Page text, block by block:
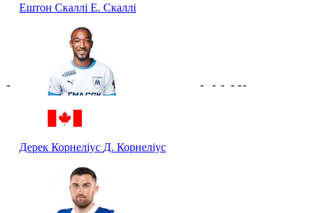
Ештон Скаллі Е. Скаллі
-
Дерек Корнеліус Д. Корнеліус
- - - - --